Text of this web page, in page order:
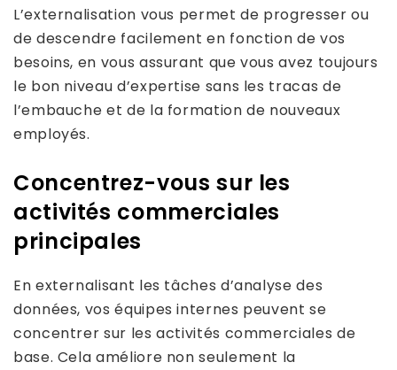
L’externalisation vous permet de progresser ou
de descendre facilement en fonction de vos
besoins, en vous assurant que vous avez toujours
le bon niveau d’expertise sans les tracas de
l’embauche et de la formation de nouveaux
employés.
Concentrez-vous sur les
activités commerciales
principales
En externalisant les tâches d’analyse des
données, vos équipes internes peuvent se
concentrer sur les activités commerciales de
base. Cela améliore non seulement la